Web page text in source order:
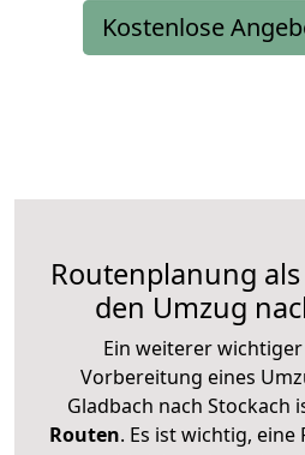
Kostenlose
Routenplanung
den Umzug
Ein weiterer
Vorbereitung eines
Gladbach nach Stockach
Routen. Es ist wichtig,